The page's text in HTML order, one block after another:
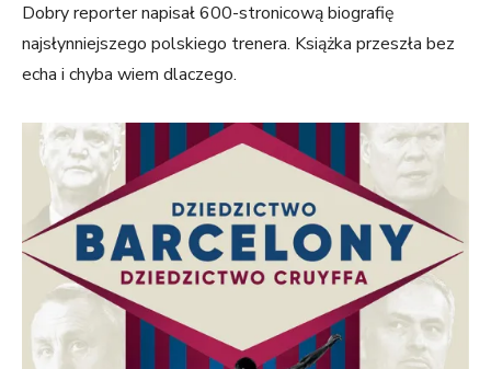
Dobry reporter napisał 600-stronicową biografię
najsłynniejszego polskiego trenera. Książka przeszła bez
echa i chyba wiem dlaczego.